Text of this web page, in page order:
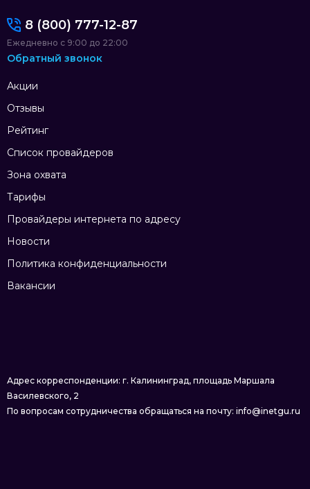
Акции
Отзывы
Рейтинг
Список провайдеров
Зона охвата
Тарифы
Провайдеры интернета по адресу
Новости
Политика конфиденциальности
Вакансии
8 (800) 777-12-87
Ежедневно с 9:00 до 22:00
Обратный звонок
Адрес корреспонденции: г. Калининград, площадь Маршала
Василевского, 2
По вопросам сотрудничества обращаться на почту: info@inetgu.ru